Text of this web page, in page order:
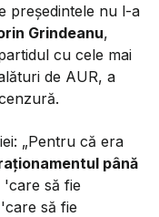
președintele nu l-a
Grindeanu,
cu cele mai
de AUR, a
„Pentru că era
până
'care să fie
să fie